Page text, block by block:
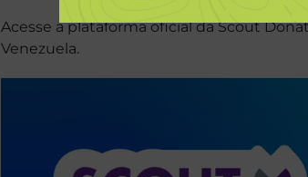
Acesse a plataforma oficial da Scout
Venezuela.